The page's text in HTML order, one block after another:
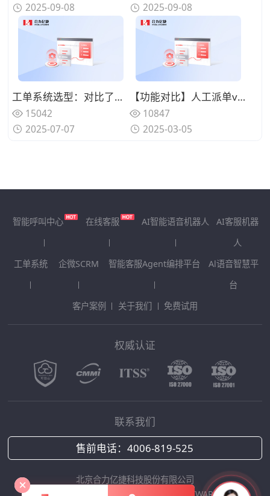
2025-09-08
2025-09-08
工单系统选型：对比了市面上的 5 大主流客服工单系统，谁更好用？
15042
2025-07-07
【功能对比】人工派单vs智能派单：哪个更适合您的企业？
10847
2025-03-05
智能呼叫中心 在线客服 AI智能语音机器人
AI客服机器
人
工单系统
企微SCRM 智能客服Agent编排平台
Al语音智慧平
台
客户案例
关于我们 免费试用
权威认证
联系我们
售前电话：4006-819-525
北京合力亿捷科技股份有限公司
Copyright © 2025 HOLLYCRM SOFTWARE